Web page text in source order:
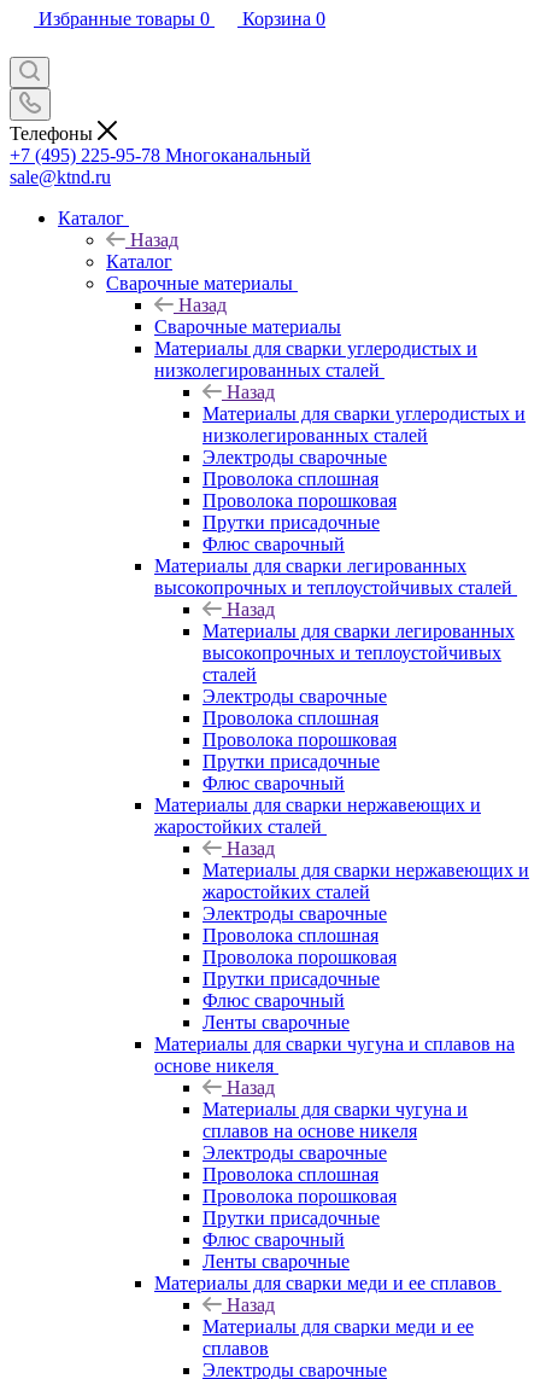
Избранные товары 0 Корзина 0
Телефоны
+7 (495) 225-95-78 Многоканальный
sale@ktnd.ru
Каталог
Назад
Каталог
Сварочные материалы
Назад
Сварочные материалы
Материалы для сварки углеродистых и
низколегированных сталей
Назад
Материалы для сварки углеродистых и
низколегированных сталей
Электроды сварочные
Проволока сплошная
Проволока порошковая
Прутки присадочные
Флюс сварочный
Материалы для сварки легированных
высокопрочных и теплоустойчивых сталей
Назад
Материалы для сварки легированных
высокопрочных и теплоустойчивых
сталей
Электроды сварочные
Проволока сплошная
Проволока порошковая
Прутки присадочные
Флюс сварочный
Материалы для сварки нержавеющих и
жаростойких сталей
Назад
Материалы для сварки нержавеющих и
жаростойких сталей
Электроды сварочные
Проволока сплошная
Проволока порошковая
Прутки присадочные
Флюс сварочный
Ленты сварочные
Материалы для сварки чугуна и сплавов на
основе никеля
Назад
Материалы для сварки чугуна и
сплавов на основе никеля
Электроды сварочные
Проволока сплошная
Проволока порошковая
Прутки присадочные
Флюс сварочный
Ленты сварочные
Материалы для сварки меди и ее сплавов
Назад
Материалы для сварки меди и ее
сплавов
Электроды сварочные